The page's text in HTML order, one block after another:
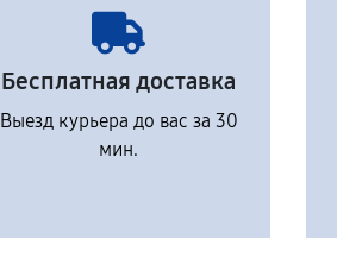
Бесплатная доставка
Выезд курьера до вас за 30
мин.